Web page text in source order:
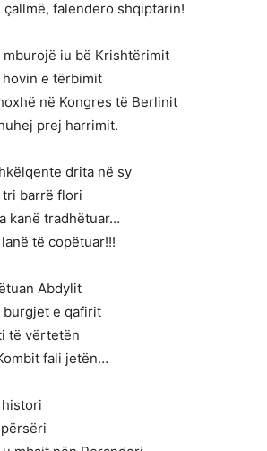
çallmë, falendero shqiptarin!
iu bë Krishtërimit
e tërbimit
në Kongres të Berlinit
prej harrimit.
drita në sy
barrë flori
kanë tradhëtuar…
të copëtuar!!!
Abdylit
burgjet e qafirit
të vërtetën
fali jetën…